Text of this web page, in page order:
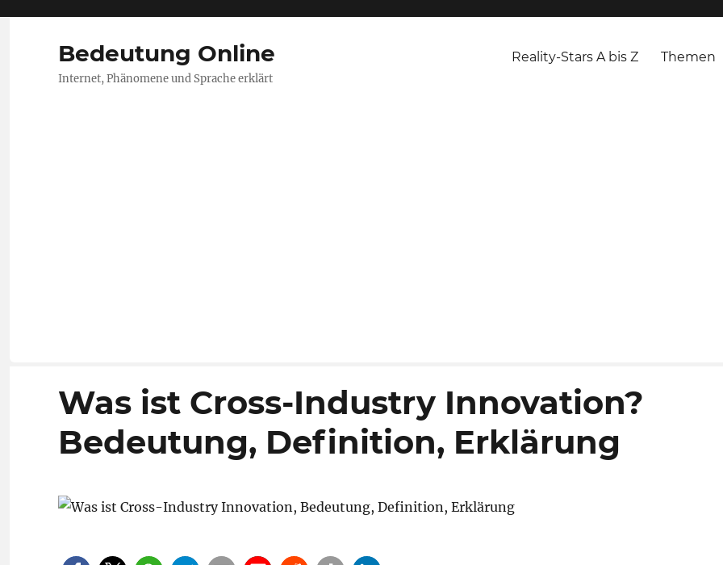
Bedeutung Online
Internet, Phänomene und Sprache erklärt
Reality-Stars A bis Z Themen
Was ist Cross-Industry Innovation?
Bedeutung, Definition, Erklärung